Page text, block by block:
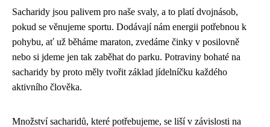
Sacharidy jsou palivem pro naše svaly, a to platí dvojnásob,
pokud se věnujeme sportu. Dodávají nám energii potřebnou k
pohybu, ať už běháme maraton, zvedáme činky v posilovně
nebo si jdeme jen tak zaběhat do parku. Potraviny bohaté na
sacharidy by proto měly tvořit základ jídelníčku každého
aktivního člověka.
Množství sacharidů, které potřebujeme, se liší v závislosti na